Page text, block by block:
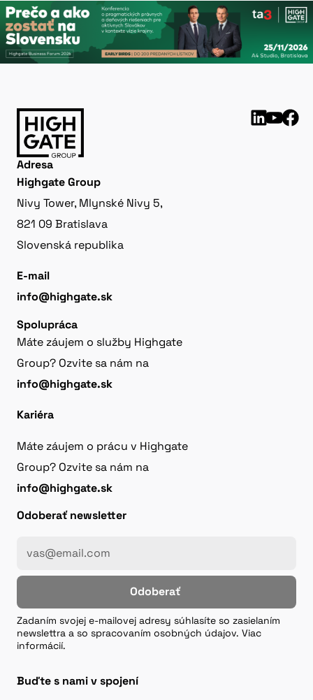
Adresa
Highgate Group
Nivy Tower, Mlynské Nivy 5,
821 09 Bratislava
Slovenská republika
E-mail
info@highgate.sk
Spolupráca
Máte záujem o služby Highgate
Group? Ozvite sa nám na
info@highgate.sk
Kariéra
Máte záujem o prácu v Highgate
Group? Ozvite sa nám na
info@highgate.sk
Odoberať newsletter
Odoberať
Zadaním svojej e-mailovej adresy súhlasíte so zasielaním
newslettra a so spracovaním osobných údajov. Viac
informácií.
Buďte s nami v spojení